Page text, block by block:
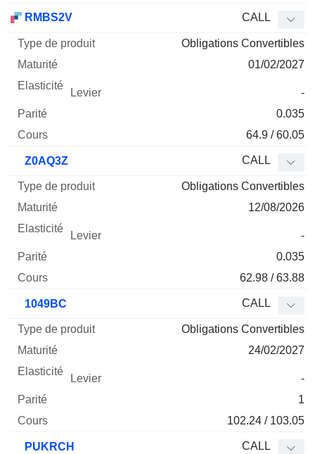
RMBS2V CALL
Obligations Convertibles
01/02/2027
-
0.035
64.9 / 60.05
Z0AQ3Z CALL
Obligations Convertibles
12/08/2026
-
0.035
62.98 / 63.88
1049BC CALL
Obligations Convertibles
24/02/2027
-
1
102.24 / 103.05
PUKRCH CALL